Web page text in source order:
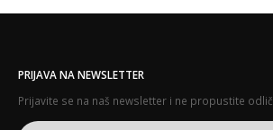
PRIJAVA NA NEWSLETTER
Prijavite se na naš newsletter i ne propustite